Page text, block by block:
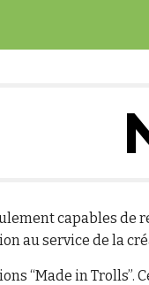
capables de
au service de la
“Made in Trolls”.